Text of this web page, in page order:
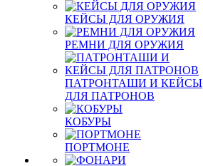
КЕЙСЫ ДЛЯ ОРУЖИЯ
РЕМНИ ДЛЯ ОРУЖИЯ
ПАТРОНТАШИ И КЕЙСЫ
ДЛЯ ПАТРОНОВ
КОБУРЫ
ПОРТМОНЕ